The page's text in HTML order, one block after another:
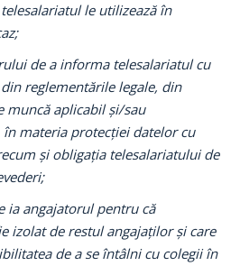
le utilizează în
de a informa telesalariatul cu
reglementările legale, din
muncă aplicabil și/sau
materia protecției datelor cu
și obligația telesalariatului de
ia angajatorul pentru că
izolat de restul angajaților și care
de a se întâlni cu colegii în